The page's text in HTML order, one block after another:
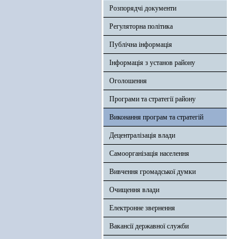
Розпорядчі документи
Регуляторна політика
Публічна інформація
Інформація з установ району
Оголошення
Програми та стратегії району
Виконання програм та стратегій
Децентралізація влади
Самоорганізація населення
Вивчення громадської думки
Очищення влади
Електронне звернення
Вакансії державної служби